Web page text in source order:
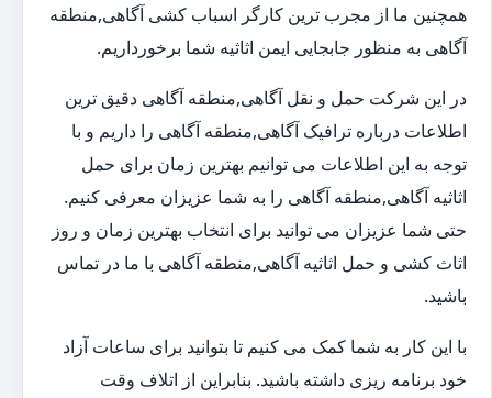
همچنین ما از مجرب ترین کارگر اسباب کشی آگاهی,منطقه
آگاهی به منظور جابجایی ایمن اثاثیه شما برخورداریم.
در این شرکت حمل و نقل آگاهی,منطقه آگاهی دقیق ترین
اطلاعات درباره ترافیک آگاهی,منطقه آگاهی را داریم و با
توجه به این اطلاعات می توانیم بهترین زمان برای حمل
اثاثیه آگاهی,منطقه آگاهی را به شما عزیزان معرفی کنیم.
حتی شما عزیزان می توانید برای انتخاب بهترین زمان و روز
اثاث کشی و حمل اثاثیه آگاهی,منطقه آگاهی با ما در تماس
باشید.
با این کار به شما کمک می کنیم تا بتوانید برای ساعات آزاد
خود برنامه ریزی داشته باشید. بنابراین از اتلاف وقت